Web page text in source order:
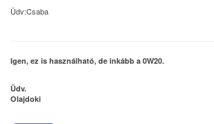
Üdv:Csaba
Igen, ez is használható, de inkább a 0W20.
Üdv.
Olajdoki